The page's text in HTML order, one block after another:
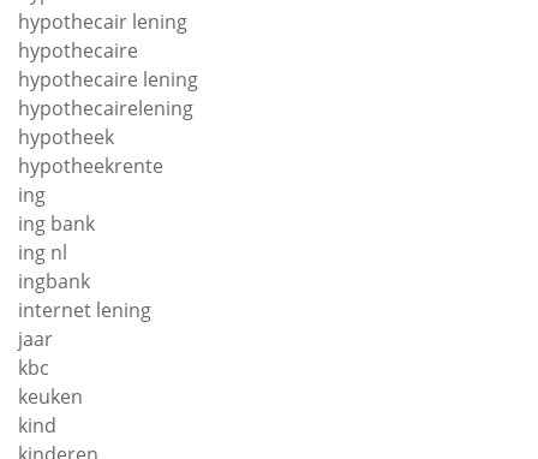
hypothecair lening
hypothecaire
hypothecaire lening
hypothecairelening
hypotheek
hypotheekrente
ing
ing bank
ing nl
ingbank
internet lening
jaar
kbc
keuken
kind